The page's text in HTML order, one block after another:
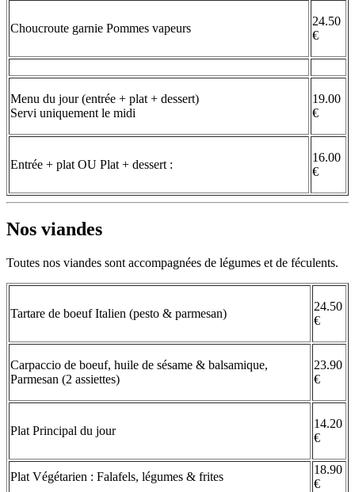
Choucroute garnie Pommes vapeurs
24.50
€
Menu du jour (entrée + plat + dessert)
Servi uniquement le midi
19.00
€
Entrée + plat OU Plat + dessert :
16.00
€
Nos viandes
Toutes nos viandes sont accompagnées de légumes et de féculents.
Tartare de boeuf Italien (pesto & parmesan)
24.50
€
Carpaccio de boeuf, huile de sésame & balsamique,
Parmesan (2 assiettes)
23.90
€
Plat Principal du jour
14.20
€
Plat Végétarien : Falafels, légumes & frites
18.90
€